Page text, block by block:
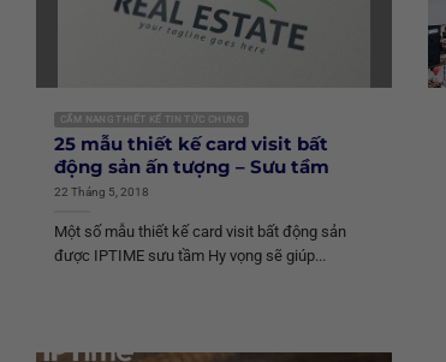
CẨM NANG THIẾT KẾ TIN TỨC CHUNG
25 mẫu thiết kế card visit bất
động sản ấn tượng – Sưu tầm
22 Tháng 5, 2018
Một số mẫu thiết kế card visit bất động sản
được IPTIME sưu tầm Hy vọng sẽ giúp...